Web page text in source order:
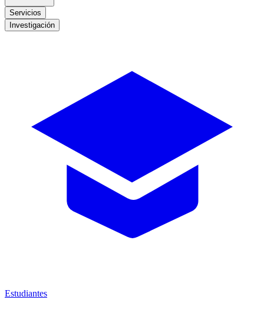
Servicios
Investigación
Estudiantes